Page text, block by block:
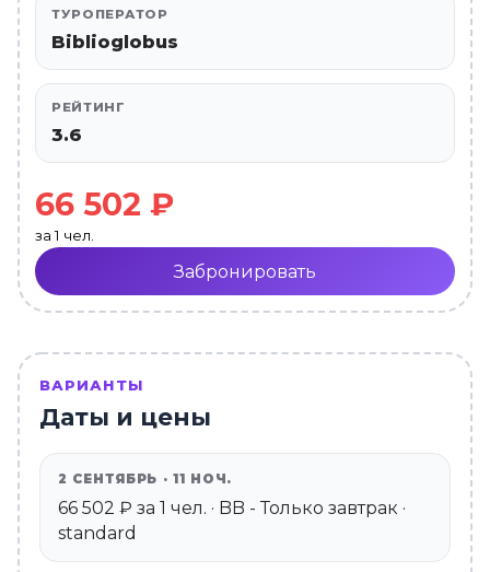
ТУРОПЕРАТОР
Biblioglobus
РЕЙТИНГ
3.6
66 502 ₽
за 1 чел.
Забронировать
ВАРИАНТЫ
Даты и цены
2 СЕНТЯБРЬ · 11 НОЧ.
66 502 ₽ за 1 чел. · BB - Только завтрак ·
standard